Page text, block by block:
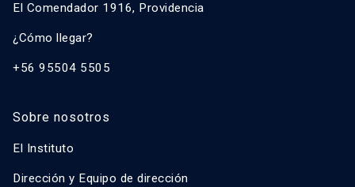
El Comendador 1916, Providencia
¿Cómo llegar?
+56 95504 5505
Sobre nosotros
El Instituto
Dirección y Equipo de dirección